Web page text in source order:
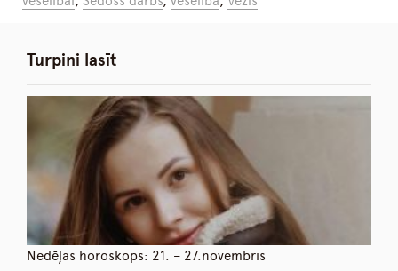
Turpini lasīt
Nedēļas horoskops: 21. – 27.novembris